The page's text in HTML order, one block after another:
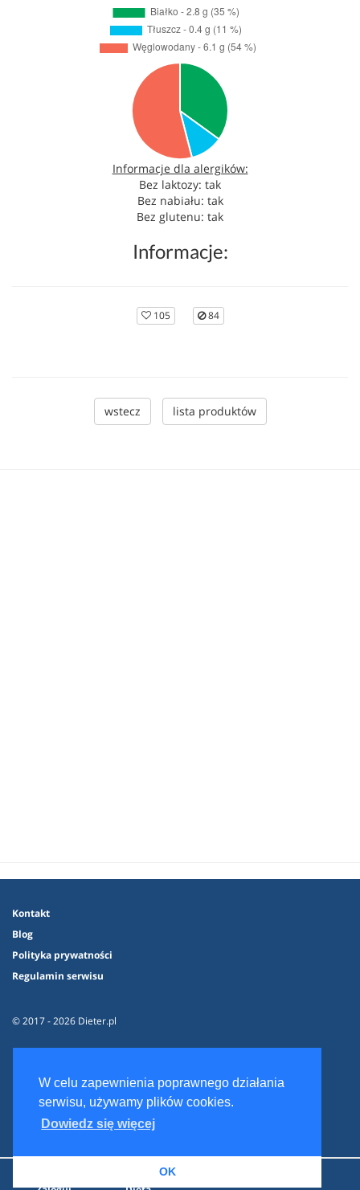
W celu zapewnienia poprawnego działania
serwisu, używamy plików cookies.
Dowiedz się więcej
OK
Informacje dla alergików:
Bez laktozy: tak
Bez nabiału: tak
Bez glutenu: tak
Informacje:
105 84
wstecz lista produktów
Kontakt
Blog
Polityka prywatności
Regulamin serwisu
© 2017 - 2026 Dieter.pl